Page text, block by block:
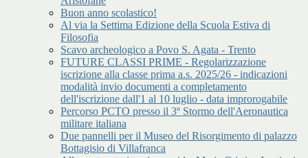
Buon anno scolastico!
Al via la Settima Edizione della Scuola Estiva di
Filosofia
Scavo archeologico a Povo S. Agata - Trento
FUTURE CLASSI PRIME - Regolarizzazione
iscrizione alla classe prima a.s. 2025/26 - indicazioni
modalità invio documenti a completamento
dell'iscrizione dall'1 al 10 luglio - data improrogabile
Percorso PCTO presso il 3º Stormo dell'Aeronautica
militare italiana
Due pannelli per il Museo del Risorgimento di palazzo
Bottagisio di Villafranca